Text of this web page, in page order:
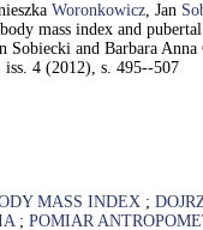
Woronkowicz, Jan
mass index and
Sobiecki and Barbara Anna
4 (2012), s. 495--507
MASS INDEX ;
; POMIAR